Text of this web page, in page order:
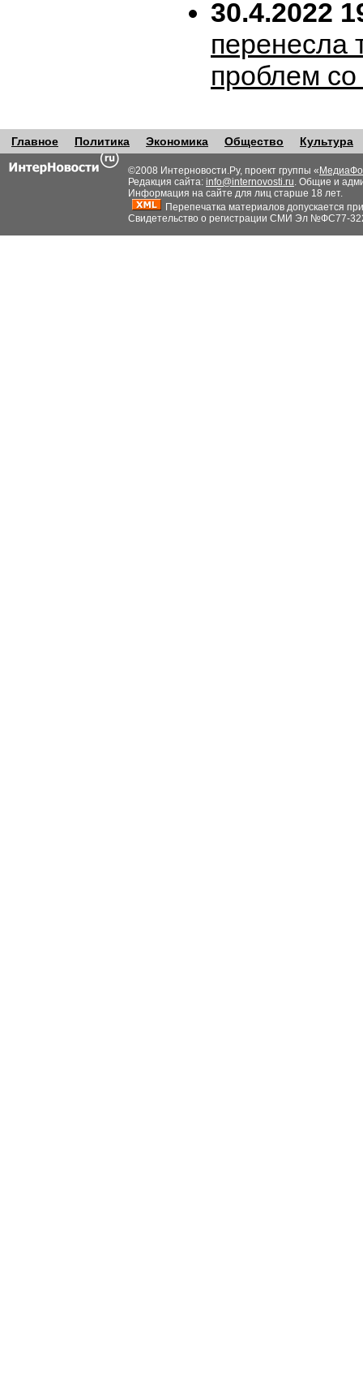
30.4.2022
перенесла
проблем
Главное Политика Экономика Общество Культура
©2008 Интерновости.Ру, проект группы «
Редакция сайта: info@internovosti.ru. Общие и
Информация на сайте для лиц старше 18 лет.
Перепечатка материалов допускается
Свидетельство о регистрации СМИ Эл №ФС77-